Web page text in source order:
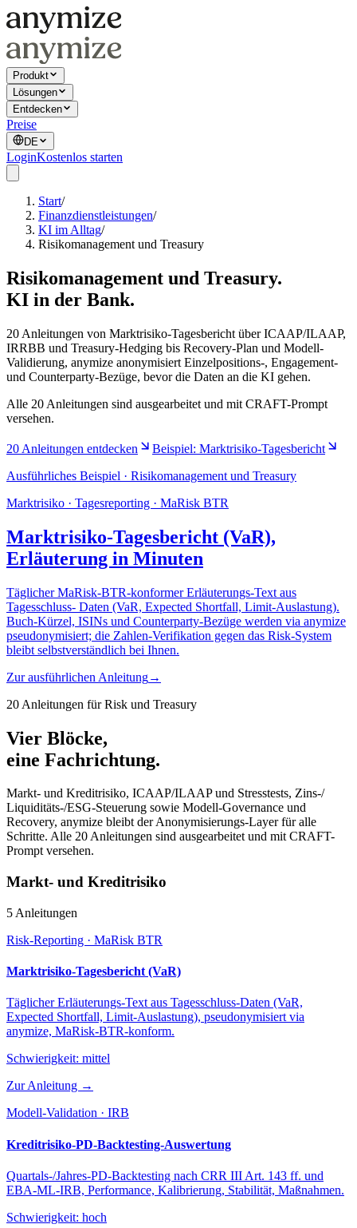
Produkt
Lösungen
Entdecken
Preise
DE
LoginKostenlos starten
Start/
Finanzdienstleistungen/
KI im Alltag/
Risikomanagement und Treasury
Risikomanagement und Treasury.
KI in der Bank.
20 Anleitungen von Marktrisiko-Tagesbericht über ICAAP/ILAAP,
IRRBB und Treasury-Hedging bis Recovery-Plan und Modell-
Validierung, anymize anonymisiert Einzelpositions-, Engagement-
und Counterparty-Bezüge, bevor die Daten an die KI gehen.
Alle 20 Anleitungen sind ausgearbeitet und mit CRAFT-Prompt
versehen.
20 Anleitungen entdecken
Beispiel: Marktrisiko-Tagesbericht
Ausführliches Beispiel · Risikomanagement und Treasury
Marktrisiko · Tagesreporting · MaRisk BTR
Marktrisiko-Tagesbericht (VaR),
Erläuterung in Minuten
Täglicher MaRisk-BTR-konformer Erläuterungs-Text aus
Tagesschluss- Daten (VaR, Expected Shortfall, Limit-Auslastung).
Buch-Kürzel, ISINs und Counterparty-Bezüge werden via anymize
pseudonymisiert; die Zahlen-Verifikation gegen das Risk-System
bleibt selbstverständlich bei Ihnen.
Zur ausführlichen Anleitung→
20 Anleitungen für Risk und Treasury
Vier Blöcke,
eine Fachrichtung.
Markt- und Kreditrisiko, ICAAP/ILAAP und Stresstests, Zins-/
Liquiditäts-/ESG-Steuerung sowie Modell-Governance und
Recovery, anymize bleibt der Anonymisierungs-Layer für alle
Schritte. Alle 20 Anleitungen sind ausgearbeitet und mit CRAFT-
Prompt versehen.
Markt- und Kreditrisiko
5 Anleitungen
Risk-Reporting · MaRisk BTR
Marktrisiko-Tagesbericht (VaR)
Täglicher Erläuterungs-Text aus Tagesschluss-Daten (VaR,
Expected Shortfall, Limit-Auslastung), pseudonymisiert via
anymize, MaRisk-BTR-konform.
Schwierigkeit: mittel
Zur Anleitung →
Modell-Validation · IRB
Kreditrisiko-PD-Backtesting-Auswertung
Quartals-/Jahres-PD-Backtesting nach CRR III Art. 143 ff. und
EBA-ML-IRB, Performance, Kalibrierung, Stabilität, Maßnahmen.
Schwierigkeit: hoch